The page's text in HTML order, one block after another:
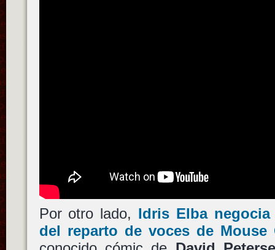
Por otro lado, Idris Elbanegocia
del reparto de voces de Mouse